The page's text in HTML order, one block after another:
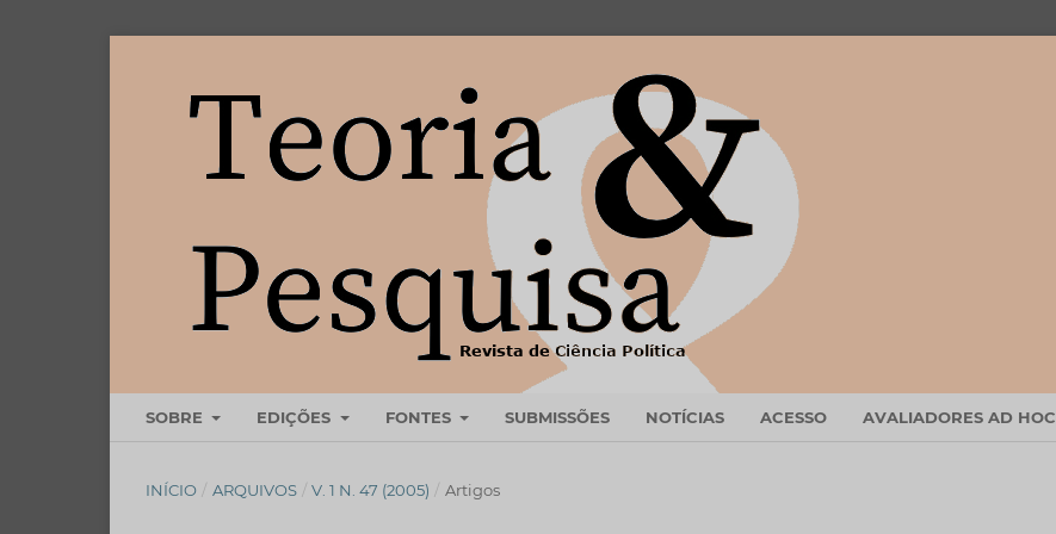
SOBRE EDIÇÕES FONTES SUBMISSÕES NOTÍCIAS ACESSO AVALIADORES AD HOC
INÍCIO / ARQUIVOS / V. 1 N. 47 (2005) / Artigos